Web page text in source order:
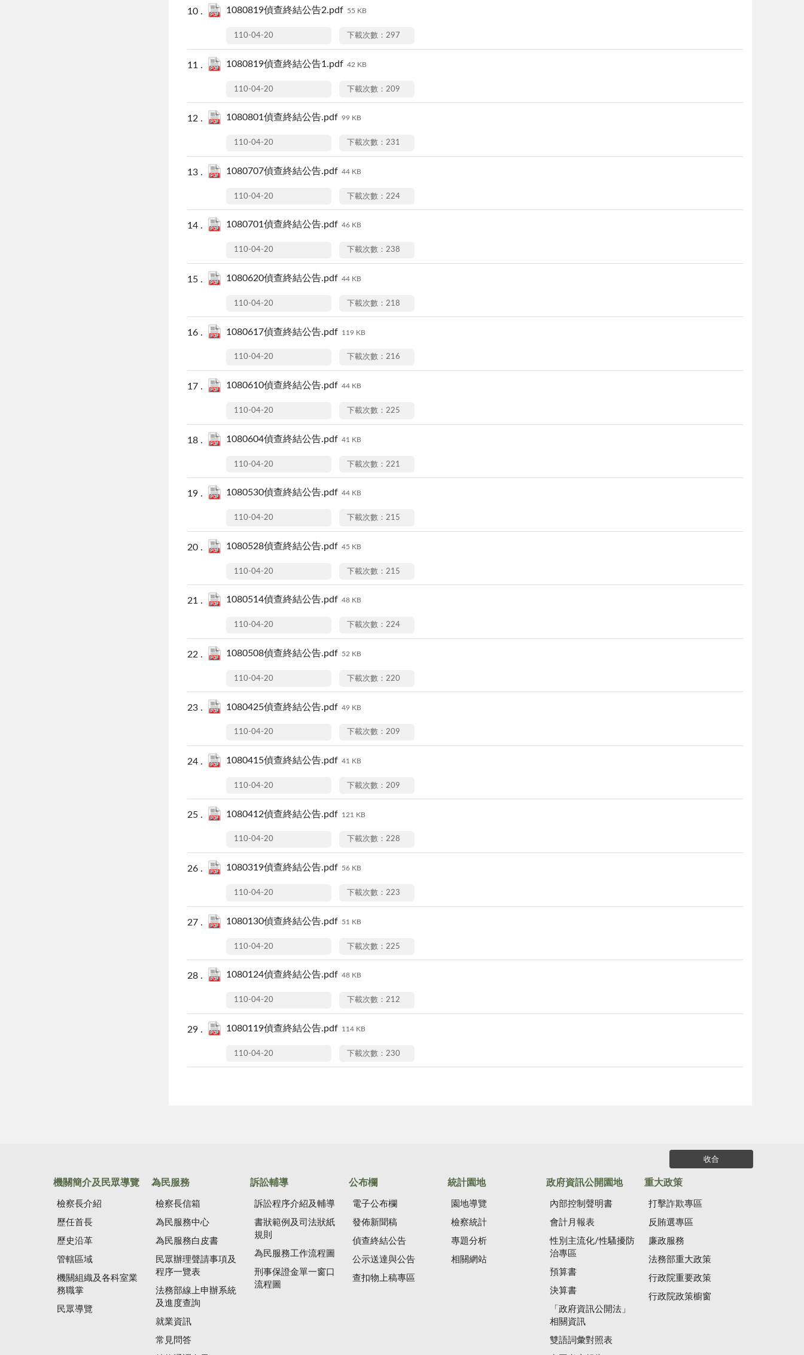
1080819偵查終結公告2.pdf 55 KB
110-04-20 下載次數：297
1080819偵查終結公告1.pdf 42 KB
110-04-20 下載次數：209
1080801偵查終結公告.pdf 99 KB
110-04-20 下載次數：231
1080707偵查終結公告.pdf 44 KB
110-04-20 下載次數：224
1080701偵查終結公告.pdf 46 KB
110-04-20 下載次數：238
1080620偵查終結公告.pdf 44 KB
110-04-20 下載次數：218
1080617偵查終結公告.pdf 119 KB
110-04-20 下載次數：216
1080610偵查終結公告.pdf 44 KB
110-04-20 下載次數：225
1080604偵查終結公告.pdf 41 KB
110-04-20 下載次數：221
1080530偵查終結公告.pdf 44 KB
110-04-20 下載次數：215
1080528偵查終結公告.pdf 45 KB
110-04-20 下載次數：215
1080514偵查終結公告.pdf 48 KB
110-04-20 下載次數：224
1080508偵查終結公告.pdf 52 KB
110-04-20 下載次數：220
1080425偵查終結公告.pdf 49 KB
110-04-20 下載次數：209
1080415偵查終結公告.pdf 41 KB
110-04-20 下載次數：209
1080412偵查終結公告.pdf 121 KB
110-04-20 下載次數：228
1080319偵查終結公告.pdf 56 KB
110-04-20 下載次數：223
1080130偵查終結公告.pdf 51 KB
110-04-20 下載次數：225
1080124偵查終結公告.pdf 48 KB
110-04-20 下載次數：212
1080119偵查終結公告.pdf 114 KB
110-04-20 下載次數：230
收合
機關簡介及民眾導覽
檢察長介紹
歷任首長
歷史沿革
管轄區域
機關組織及各科室業
務職掌
民眾導覽
為民服務
檢察長信箱
為民服務中心
為民服務白皮書
民眾辦理聲請事項及
程序一覽表
法務部線上申辦系統
及進度查詢
就業資訊
常見問答
訴訟輔導
訴訟程序介紹及輔導
書狀範例及司法狀紙
規則
為民服務工作流程圖
刑事保證金單一窗口
流程圖
公布欄
電子公布欄
發佈新聞稿
偵查終結公告
公示送達與公告
查扣物上稿專區
統計園地
園地導覽
檢察統計
專題分析
相關網站
政府資訊公開園地
內部控制聲明書
會計月報表
性別主流化/性騷擾防
治專區
預算書
決算書
「政府資訊公開法」
相關資訊
雙語詞彙對照表
重大政策
打擊詐欺專區
反賄選專區
廉政服務
法務部重大政策
行政院重要政策
行政院政策櫥窗